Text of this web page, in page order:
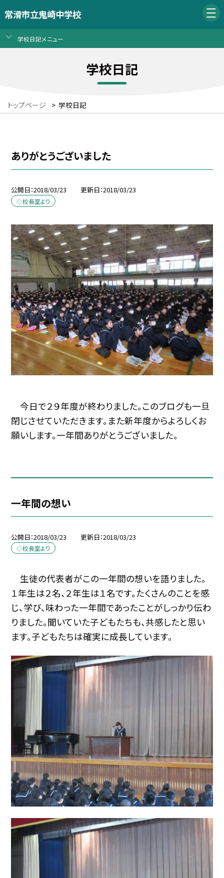
常滑市立鬼崎中学校
学校日記メニュー
学校日記
トップページ > 学校日記
ありがとうございました
公開日 2018/03/23 更新日 2018/03/23
◇校長室より
今日で２９年度が終わりました。このブログも一旦
閉じさせていただきます。また新年度からよろしくお
願いします。一年間ありがとうございました。
一年間の想い
公開日 2018/03/23 更新日 2018/03/23
◇校長室より
生徒の代表者がこの一年間の想いを語りました。
１年生は２名、２年生は１名です。たくさんのことを感
じ、学び、味わった一年間であったことがしっかり伝わ
りました。聞いていた子どもたちも、共感したと思い
ます。子どもたちは確実に成長しています。